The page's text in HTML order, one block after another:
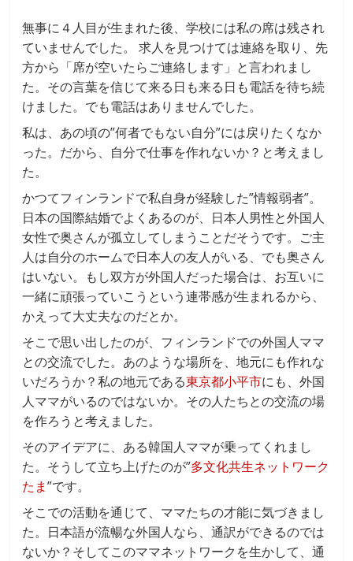
無事に４人目が生まれた後、学校には私の席は残され
ていませんでした。 求人を見つけては連絡を取り、先
方から「席が空いたらご連絡します」と言われまし
た。その言葉を信じて来る日も来る日も電話を待ち続
けました。でも電話はありませんでした。
私は、あの頃の”何者でもない自分”には戻りたくなか
った。だから、自分で仕事を作れないか？と考えまし
た。
かつてフィンランドで私自身が経験した”情報弱者”。
日本の国際結婚でよくあるのが、日本人男性と外国人
女性で奥さんが孤立してしまうことだそうです。ご主
人は自分のホームで日本人の友人がいる、でも奥さん
はいない。もし双方が外国人だった場合は、お互いに
一緒に頑張っていこうという連帯感が生まれるから、
かえって大丈夫なのだとか。
そこで思い出したのが、フィンランドでの外国人ママ
との交流でした。あのような場所を、地元にも作れな
いだろうか？私の地元である東京都小平市にも、外国
人ママがいるのではないか。その人たちとの交流の場
を作ろうと考えました。
そのアイデアに、ある韓国人ママが乗ってくれまし
た。そうして立ち上げたのが”多文化共生ネットワーク
たま”です。
そこでの活動を通じて、ママたちの才能に気づきまし
た。日本語が流暢な外国人なら、通訳ができるのでは
ないか？そしてこのママネットワークを生かして、通